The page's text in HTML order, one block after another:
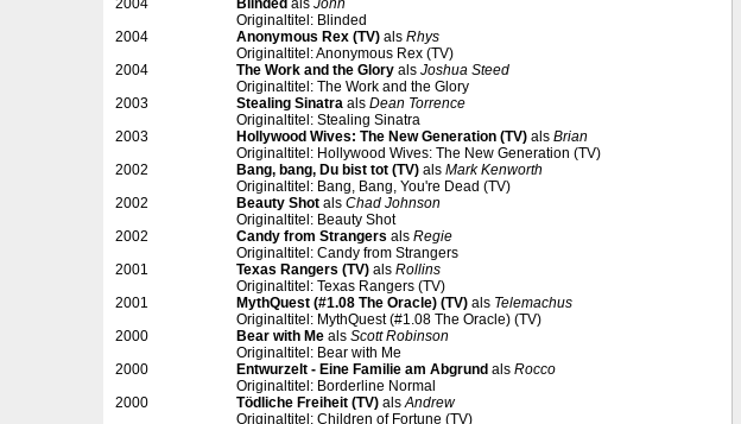
2004
Blinded als John
Originaltitel: Blinded
2004
Anonymous Rex (TV) als Rhys
Originaltitel: Anonymous Rex (TV)
2004
The Work and the Glory als Joshua Steed
Originaltitel: The Work and the Glory
2003
Stealing Sinatra als Dean Torrence
Originaltitel: Stealing Sinatra
2003
Hollywood Wives: The New Generation (TV) als Brian
Originaltitel: Hollywood Wives: The New Generation (TV)
2002
Bang, bang, Du bist tot (TV) als Mark Kenworth
Originaltitel: Bang, Bang, You're Dead (TV)
2002
Beauty Shot als Chad Johnson
Originaltitel: Beauty Shot
2002
Candy from Strangers als Regie
Originaltitel: Candy from Strangers
2001
Texas Rangers (TV) als Rollins
Originaltitel: Texas Rangers (TV)
2001
MythQuest (#1.08 The Oracle) (TV) als Telemachus
Originaltitel: MythQuest (#1.08 The Oracle) (TV)
2000
Bear with Me als Scott Robinson
Originaltitel: Bear with Me
2000
Entwurzelt - Eine Familie am Abgrund als Rocco
Originaltitel: Borderline Normal
2000
Tödliche Freiheit (TV) alsAndrew
Originaltitel: Children of Fortune (TV)